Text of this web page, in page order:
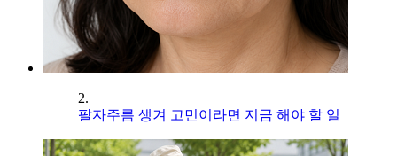
2.
팔자주름 생겨 고민이라면 지금 해야 할 일